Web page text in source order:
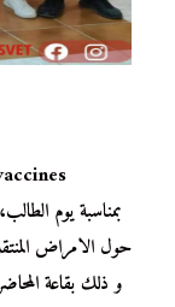
حول الامراض
و ذلك بقاعة